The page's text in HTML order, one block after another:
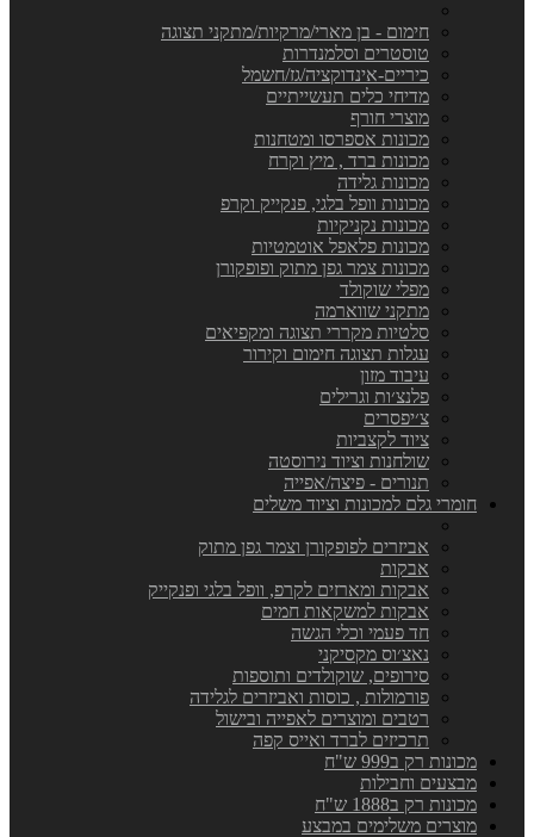
חימום - בן מארי/מרקיות/מתקני תצוגה
טוסטרים וסלמנדרות
כיריים-אינדוקציה/גז/חשמל
מדיחי כלים תעשייתיים
מוצרי חורף
מכונות אספרסו ומטחנות
מכונות ברד , מיץ וקרח
מכונות גלידה
מכונות וופל בלגי, פנקייק וקרפ
מכונות נקניקיות
מכונות פלאפל אוטמטיות
מכונות צמר גפן מתוק ופופקורן
מפלי שוקולד
מתקני שווארמה
סלטיות מקררי תצוגה ומקפיאים
עגלות תצוגה חימום וקירור
עיבוד מזון
פלנצ׳ות וגרילים
צ׳יפסרים
ציוד לקצביות
שולחנות וציוד נירוסטה
תנורים - פיצה/אפייה
חומרי גלם למכונות וציוד משלים
אביזרים לפופקורן וצמר גפן מתוק
אבקות
אבקות ומארזים לקרפ, וופל בלגי ופנקייק
אבקות למשקאות חמים
חד פעמי וכלי הגשה
נאצ׳וס מקסיקני
סירופים, שוקולדים ותוספות
פורמולות , כוסות ואביזרים לגלידה
רטבים ומוצרים לאפייה ובישול
תרכיזים לברד ואייס קפה
מכונות רק ב999 ש"ח
מבצעים וחבילות
מכונות רק ב1888 ש"ח
מוצרים משלימים במבצע